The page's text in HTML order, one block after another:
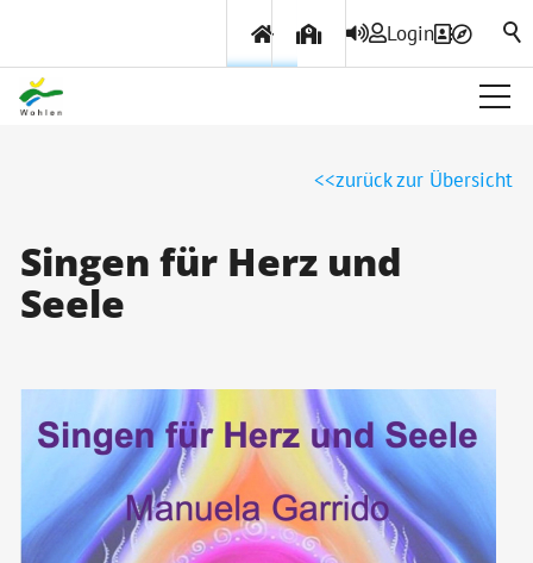
Login
Politik & Verwaltung
Themen & Services
zurück zur Übersicht
Singen für Herz und
Seele